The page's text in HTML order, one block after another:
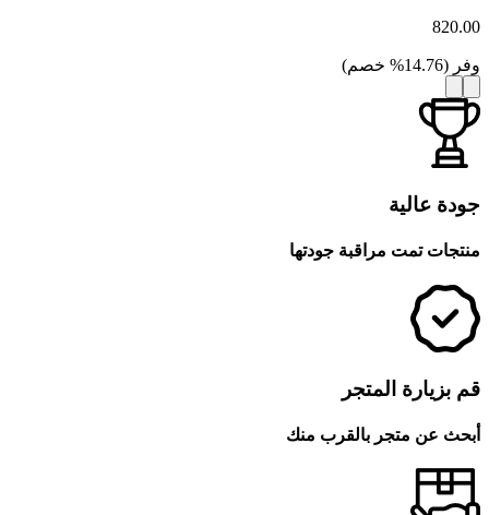
820.00
وفر (
14.76
% خصم)
جودة عالية
منتجات تمت مراقبة جودتها
قم بزيارة المتجر
أبحث عن متجر بالقرب منك